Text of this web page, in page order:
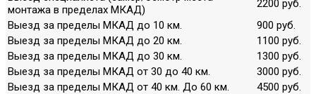
монтажа в пределах МКАД)
2200 руб.
Выезд за пределы МКАД до 10 км.
900 руб.
Выезд за пределы МКАД до 20 км.
1100 руб.
Выезд за пределы МКАД до 30 км.
1300 руб.
Выезд за пределы МКАД от 30 до 40 км.
3000 руб.
Выезд за пределы МКАД от 40 км. До 60 км.
4500 руб.